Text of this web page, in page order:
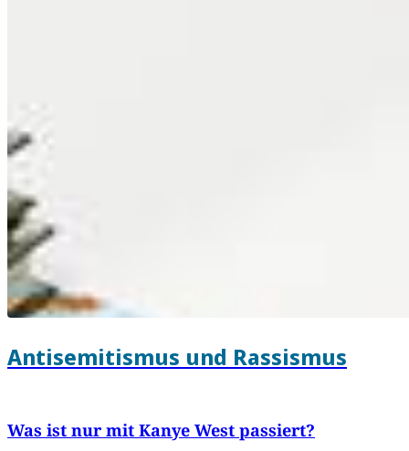
Antisemitismus und Rassismus
Was ist nur mit Kanye West passiert?